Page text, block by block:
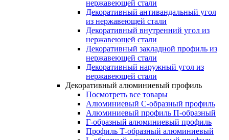
нержавеющей стали
Декоративный антивандальный угол
из нержавеющей стали
Декоративный внутренний угол из
нержавеющей стали
Декоративный закладной профиль из
нержавеющей стали
Декоративный наружный угол из
нержавеющей стали
Декоративный алюминиевый профиль
Посмотреть все товары
Алюминиевый С-образный профиль
Алюминиевый профиль П-образный
Г-образный алюминиевый профиль
Профиль Т-образный алюминиевый